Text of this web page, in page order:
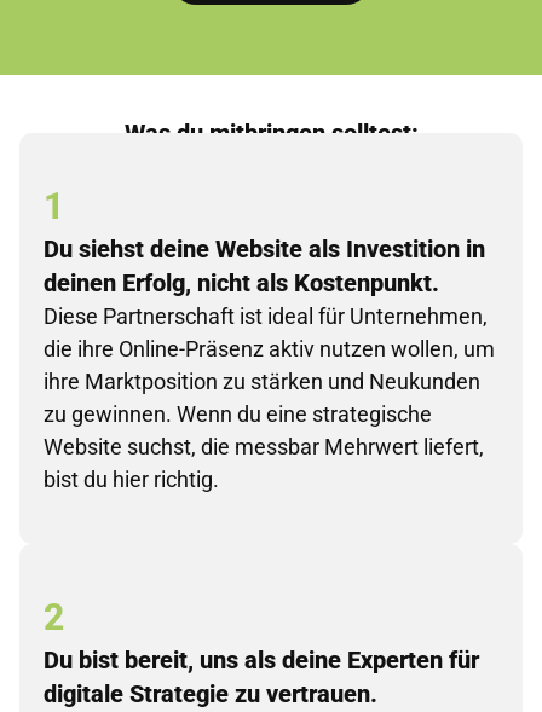
Was du mitbringen solltest:
1
Du siehst deine Website als Investition in
deinen Erfolg, nicht als Kostenpunkt.
Diese Partnerschaft ist ideal für Unternehmen,
die ihre Online-Präsenz aktiv nutzen wollen, um
ihre Marktposition zu stärken und Neukunden
zu gewinnen. Wenn du eine strategische
Website suchst, die messbar Mehrwert liefert,
bist du hier richtig.
2
Du bist bereit, uns als deine Experten für
digitale Strategie zu vertrauen.